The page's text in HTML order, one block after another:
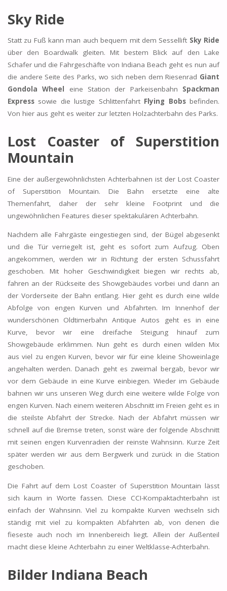
Sky Ride
Statt zu Fuß kann man auch bequem mit dem Sessellift Sky Ride
über den Boardwalk gleiten. Mit bestem Blick auf den Lake
Schafer und die Fahrgeschäfte von Indiana Beach geht es nun auf
die andere Seite des Parks, wo sich neben dem Riesenrad Giant
Gondola Wheel eine Station der Parkeisenbahn Spackman
Expresssowie die lustige Schlittenfahrt Flying Bobsbefinden.
Von hier aus geht es weiter zur letzten Holzachterbahn des Parks.
Lost Coaster of Superstition
Mountain
Eine der außergewöhnlichsten Achterbahnen ist der Lost Coaster
of Superstition Mountain. Die Bahn ersetzte eine alte
Themenfahrt, daher der sehr kleine Footprint und die
ungewöhnlichen Features dieser spektakulären Achterbahn.
Nachdem alle Fahrgäste eingestiegen sind, der Bügel abgesenkt
und die Tür verriegelt ist, geht es sofort zum Aufzug. Oben
angekommen, werden wir in Richtung der ersten Schussfahrt
geschoben. Mit hoher Geschwindigkeit biegen wir rechts ab,
fahren an der Rückseite des Showgebäudes vorbei und dann an
der Vorderseite der Bahn entlang. Hier geht es durch eine wilde
Abfolge von engen Kurven und Abfahrten. Im Innenhof der
wunderschönen Oldtimerbahn Antique Autos geht es in eine
Kurve, bevor wir eine dreifache Steigung hinauf zum
Showgebäude erklimmen. Nun geht es durch einen wilden Mix
aus viel zu engen Kurven, bevor wir für eine kleine Showeinlage
angehalten werden. Danach geht es zweimal bergab, bevor wir
vor dem Gebäude in eine Kurve einbiegen. Wieder im Gebäude
bahnen wir uns unseren Weg durch eine weitere wilde Folge von
engen Kurven. Nach einem weiteren Abschnitt im Freien geht es in
die steilste Abfahrt der Strecke. Nach der Abfahrt müssen wir
schnell auf die Bremse treten, sonst wäre der folgende Abschnitt
mit seinen engen Kurvenradien der reinste Wahnsinn. Kurze Zeit
später werden wir aus dem Bergwerk und zurück in die Station
geschoben.
Die Fahrt auf dem Lost Coaster of Superstition Mountain lässt
sich kaum in Worte fassen. Diese CCI-Kompaktachterbahn ist
einfach der Wahnsinn. Viel zu kompakte Kurven wechseln sich
ständig mit viel zu kompakten Abfahrten ab, von denen die
fieseste auch noch im Innenbereich liegt. Allein der Außenteil
macht diese kleine Achterbahn zu einer Weltklasse-Achterbahn.
Bilder Indiana Beach